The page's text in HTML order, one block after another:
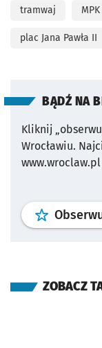
tramwaj
plac Jana Pawła II
BĄDŹ NA
Kliknij
Wrocławiu.
www.wroclaw.pl
ZOBACZ